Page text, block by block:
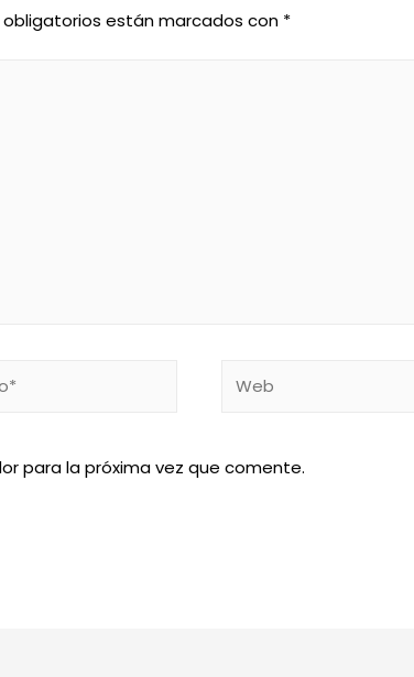
obligatorios están marcados con *
para la próxima vez que comente.